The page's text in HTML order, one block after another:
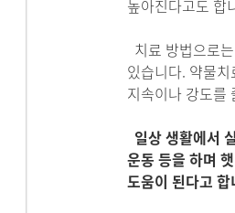
높아진다고도 합
치료 방법으로
있습니다. 약물
지속이나 강도를
일상생활에서
운동 등을 하며
도움이 된다고 합